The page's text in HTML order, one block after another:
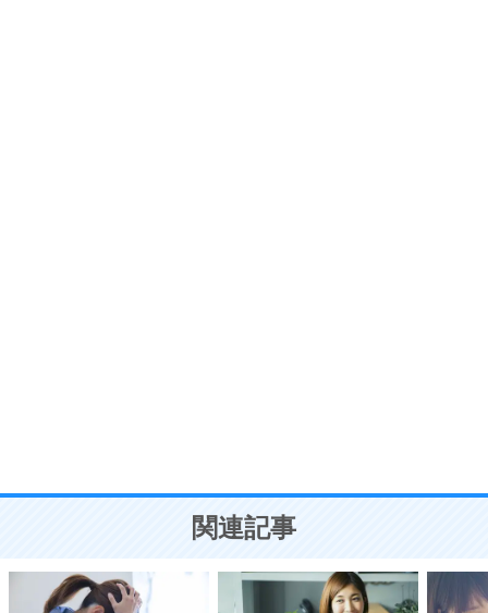
ことが大切。
関連記事